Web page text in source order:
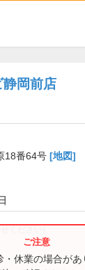
岡前店
18番64号 [地図]
ください)
・休業の場合が